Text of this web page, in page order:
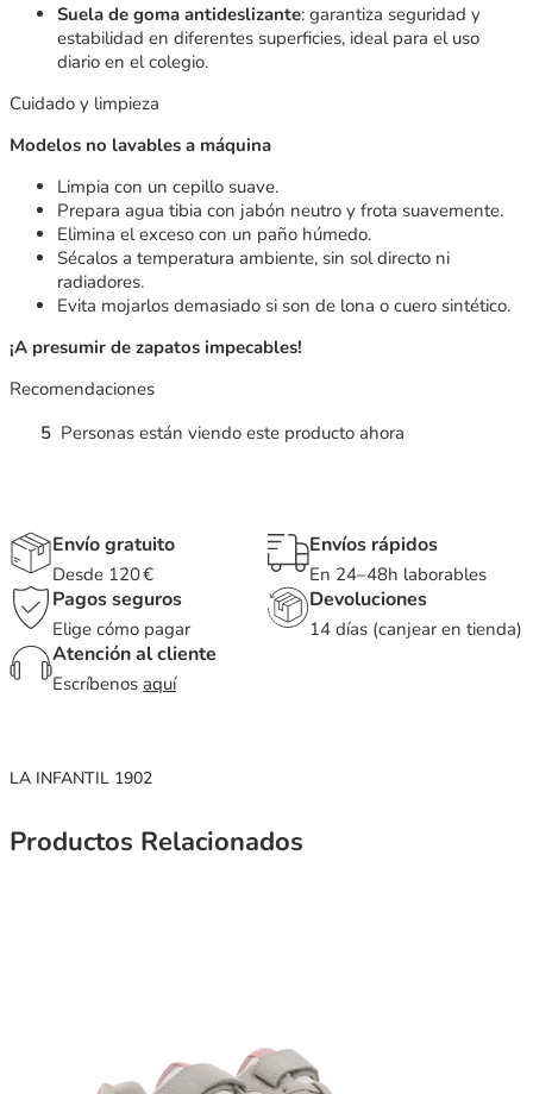
Suela de goma antideslizante: garantiza seguridad y
estabilidad en diferentes superficies, ideal para el uso
diario en el colegio.
Cuidado y limpieza
Modelos no lavables a máquina
Limpia con un cepillo suave.
Prepara agua tibia con jabón neutro y frota suavemente.
Elimina el exceso con un paño húmedo.
Sécalos a temperatura ambiente, sin sol directo ni
radiadores.
Evita mojarlos demasiado si son de lona o cuero sintético.
¡A presumir de zapatos impecables!
Recomendaciones
5 Personas están viendo este producto ahora
Envío gratuito
Desde 120 €
Envíos rápidos
En 24–48h laborables
Pagos seguros
Elige cómo pagar
Devoluciones
14 días (canjear en tienda)
Atención al cliente
Escríbenos aquí
LA INFANTIL 1902
Productos Relacionados